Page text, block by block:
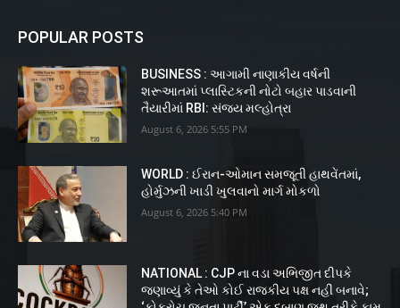
POPULAR POSTS
BUSINESS : આગામી નાણાકીય વર્ષની
શરૂઆતમાં પ્લાસ્ટિકની નોટો બહાર પાડવાની
તૈયારીમાં RBI: સંજય મલ્હોત્રા
August 6, 2026 5:55 PM
WORLD : ઈરાન-ઓમાન સમજૂતી હાથવેંતમાં,
હોર્મુઝની ખાડી ખુલવાનો માર્ગ મોકળો
August 6, 2026 5:40 PM
NATIONAL : CJP ના વડા અભિજીત દીપકે
જણાવ્યું કે તેઓ કોઈ રાજકીય પક્ષ નહીં બનાવે;